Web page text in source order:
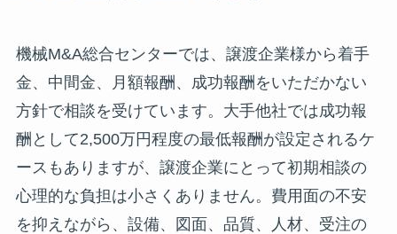
機械M&A総合センターでは、譲渡企業様から着手
金、中間金、月額報酬、成功報酬をいただかない
方針で相談を受けています。大手他社では成功報
酬として2,500万円程度の最低報酬が設定されるケ
ースもありますが、譲渡企業にとって初期相談の
心理的な負担は小さくありません。費用面の不安
を抑えながら、設備、図面、品質、人材、受注の